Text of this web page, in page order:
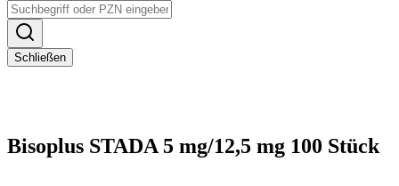
Schließen
Bisoplus STADA 5 mg/12,5 mg 100 Stück